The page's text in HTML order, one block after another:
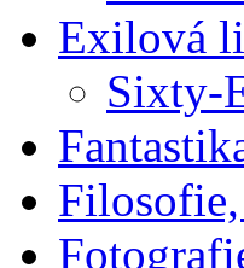
Exilová
Sixty-